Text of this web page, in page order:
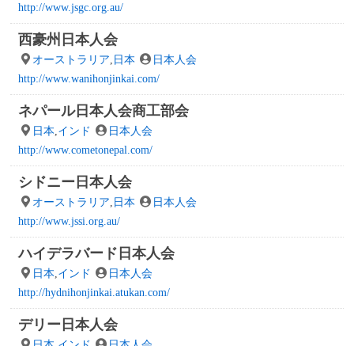
http://www.jsgc.org.au/
西豪州日本人会
オーストラリア 日本
日本人会
http://www.wanihonjinkai.com/
ネパール日本人会商工部会
日本 インド
日本人会
http://www.cometonepal.com/
シドニー日本人会
オーストラリア 日本
日本人会
http://www.jssi.org.au/
ハイデラバード日本人会
日本 インド
日本人会
http://hydnihonjinkai.atukan.com/
デリー日本人会